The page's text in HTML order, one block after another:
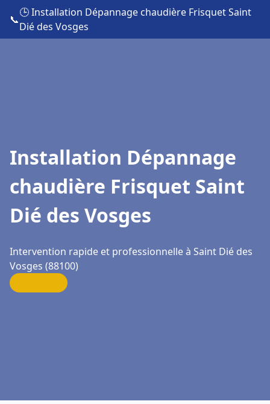
📞
🕒 Installation Dépannage chaudière Frisquet Saint
Dié des Vosges
Installation Dépannage
chaudière Frisquet Saint
Dié des Vosges
Intervention rapide et professionnelle à Saint Dié des
Vosges (88100)